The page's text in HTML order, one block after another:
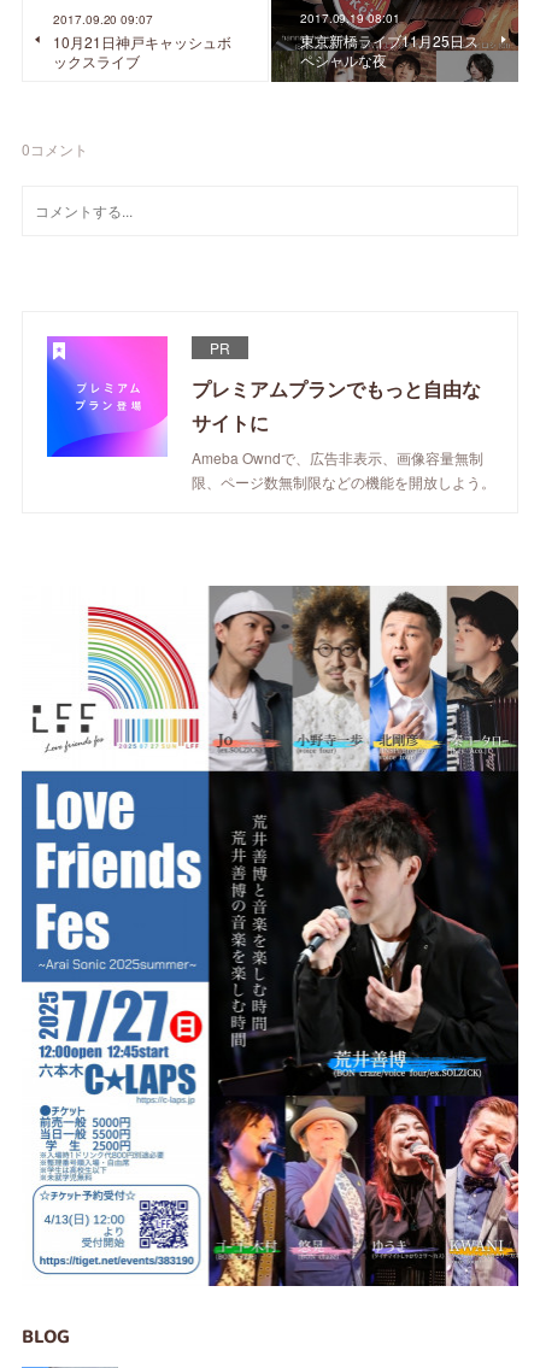
2017.09.20 09:07
10月21日神戸キャッシュボ
ックスライブ
2017.09.19 08:01
東京新橋ライブ11月25日ス
ペシャルな夜
0コメント
PR
プレミアムプランでもっと自由な
サイトに
Ameba Owndで、広告非表示、画像容量無制
限、ページ数無制限などの機能を開放しよう。
BLOG